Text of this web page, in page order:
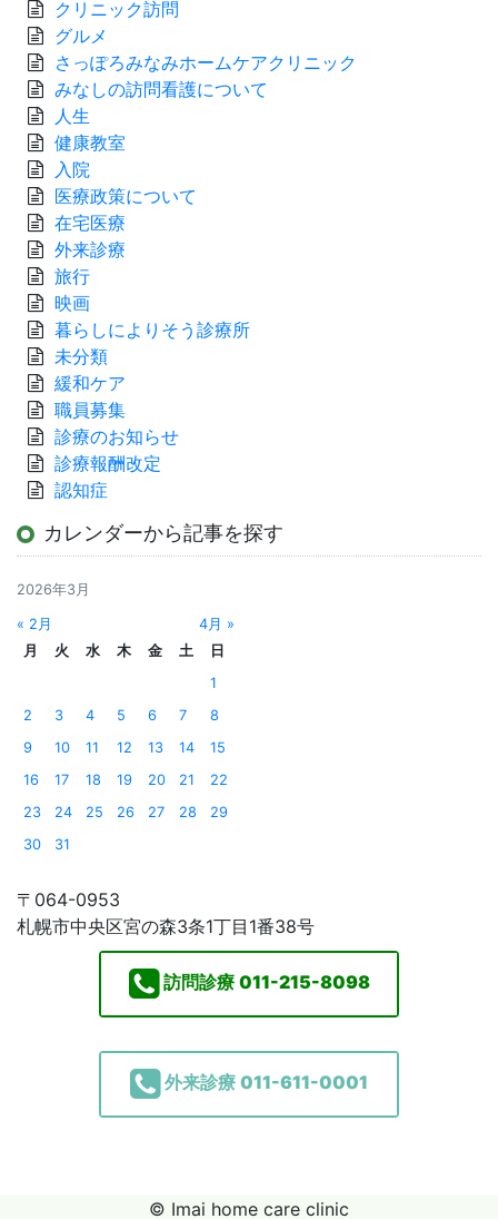
クリニック訪問
グルメ
さっぽろみなみホームケアクリニック
みなしの訪問看護について
人生
健康教室
入院
医療政策について
在宅医療
外来診療
旅行
映画
暮らしによりそう診療所
未分類
緩和ケア
職員募集
診療のお知らせ
診療報酬改定
認知症
カレンダーから記事を探す
2026年3月
« 2月
4月 »
月
火 水 木 金 土
日
1
2
3 4 5 6 7
8
9
10 11 12 13 14
15
16
17 18 19 20 21
22
23
24 25 26 27 28
29
30
31
〒064-0953
札幌市中央区宮の森3条1丁目1番38号
訪問診療 011-215-8098
外来診療 011-611-0001
© Imai home care clinic